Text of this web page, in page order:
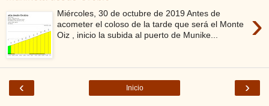
›
Miércoles, 30 de octubre de 2019 Antes de
acometer el coloso de la tarde que será el Monte
Oiz , inicio la subida al puerto de Munike...
‹ ›
Inicio